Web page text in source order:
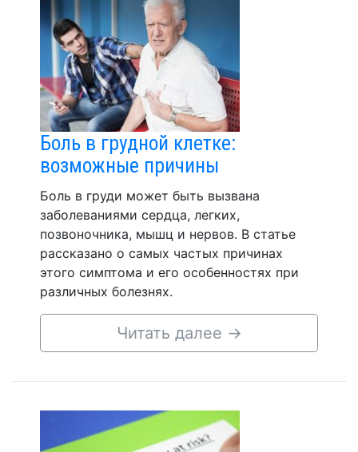
Боль в грудной клетке:
возможные причины
Боль в груди может быть вызвана
заболеваниями сердца, легких,
позвоночника, мышц и нервов. В статье
рассказано о самых частых причинах
этого симптома и его особенностях при
различных болезнях.
Читать далее →